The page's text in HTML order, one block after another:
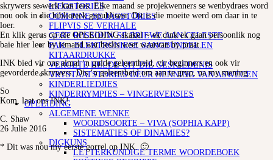
LIEGSTORIES
OOM PINE SE JAGSTORIES
FLIPVIS SE VERHALE
GERT ROSSOUW SE BRIEWE AAN CELESTE
FAK – ELEKTRONIESE SANGBUNDEL EN
KITAARDRUKKE
VERGETE HELDE UIT DIE GESKIEDENIS
VRYSTAATSTORIES DEUR HENNING VAN ASWEGEN
KINDERLIEDJIES
KINDERRYMPIES – VINGERVERSIES
OPLEIDING
ALGEMENE WENKE
WOORDSOORTE – VIVA (SOPHIA KAPP)
SISTEMATIES OF DINAMIES?
DIGKUNS
LETTERKUNDIGE TERME WOORDEBOEK
skrywers se werk kan lees. Elke maand se projekwenners se wenbydraes word
nou ook in die biblioteek gepubliseer. Dit is die moeite werd om daar in te
loer.
En klik gerus op die OPLEIDING skakel ~ ek dink ek gaan persoonlik nog
baie hier leer by iemand wat beslis weet waarvan hy praat.
INK bied vir ons almal ‘n gulde geleentheid, vir beginners en ook vir
gevorderde skrywers. Dis ‘n geleentheid om aan te gryp, na my mening.
So
Kom, laat ons INK!
C. Shaw
26 Julie 2016
* Dit was nou my eerste gorrel op INK. 🙂